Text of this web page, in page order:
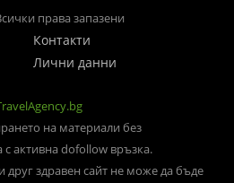
права запазени
Контакти
Лични данни
на материали без
активна dofollow връзка.
друг здравен сайт не може да бъде